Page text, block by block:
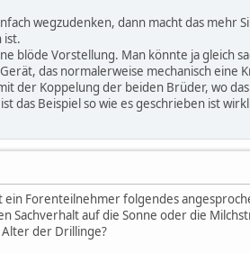
wegzudenken, dann macht das
ist.
blöde Vorstellung. Man könnte ja gleich
das normalerweise mechanisch
der Koppelung der beiden Brüder, wo
das Beispiel so wie es geschrieben ist
Forenteilnehmer folgendes
Sachverhalt auf die Sonne oder die
der Drillinge?